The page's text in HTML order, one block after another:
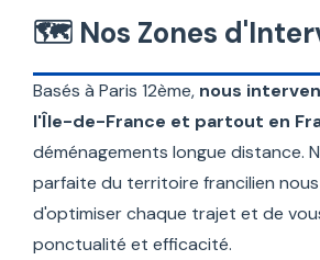
🗺️ Nos Zones
Basés à Paris 12ème, nous
l'Île-de-France et partout en
déménagements longue distance.
parfaite du territoire francilien
d'optimiser chaque trajet et de
ponctualité et efficacité.